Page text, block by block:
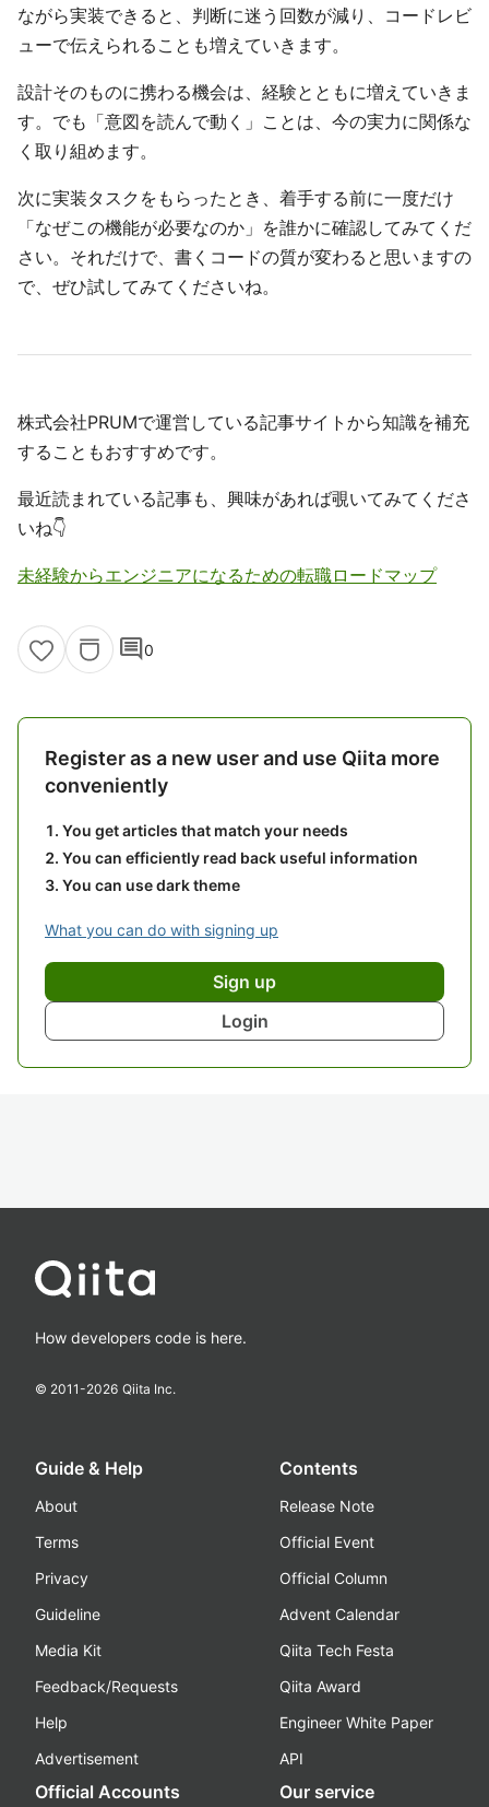
ながら実装できると、判断に迷う回数が減り、コードレビ
ューで伝えられることも増えていきます。
設計そのものに携わる機会は、経験とともに増えていきま
す。でも「意図を読んで動く」ことは、今の実力に関係な
く取り組めます。
次に実装タスクをもらったとき、着手する前に一度だけ
「なぜこの機能が必要なのか」を誰かに確認してみてくだ
さい。それだけで、書くコードの質が変わると思いますの
で、ぜひ試してみてくださいね。
株式会社PRUMで運営している記事サイトから知識を補充
することもおすすめです。
最近読まれている記事も、興味があれば覗いてみてくださ
いね👇
未経験からエンジニアになるための転職ロードマップ
comment0
Register as a new user and use Qiita more
conveniently
You get articles that match your needs
You can efficiently read back useful information
You can use dark theme
What you can do with signing up
Sign up
Login
How developers code is here.
© 2011-2026 Qiita Inc.
Guide & Help
About
Terms
Privacy
Guideline
Media Kit
Feedback/Requests
Help
Advertisement
Contents
Release Note
Official Event
Official Column
Advent Calendar
Qiita Tech Festa
Qiita Award
Engineer White Paper
API
Official Accounts Our service